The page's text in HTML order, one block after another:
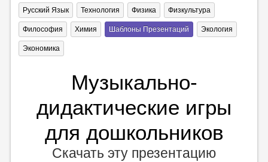
Русский Язык Технология Физика Физкультура
Философия Химия Шаблоны Презентаций Экология
Экономика
Музыкально-
дидактические игры
для дошкольников
Скачать эту презентацию